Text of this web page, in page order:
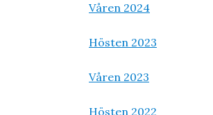
Våren 2024
Hösten 2023
Våren 2023
Hösten 2022